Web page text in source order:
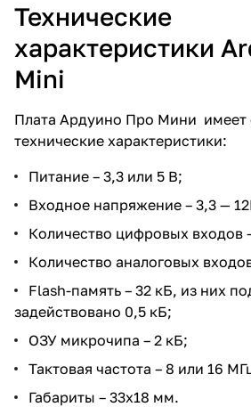
Технические
характеристики
Mini
Плата Ардуино Про Мини имеет
технические характеристики:
Питание – 3,3 или 5 В;
Входное напряжение – 3,3 —
Количество цифровых входов
Количество аналоговых
Flash-память – 32 кБ, из них
задействовано 0,5 кБ;
ОЗУ микрочипа – 2 кБ;
Тактовая частота – 8 или 16
Габариты – 33х18 мм.